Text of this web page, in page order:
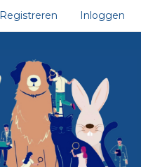
Registreren Inloggen